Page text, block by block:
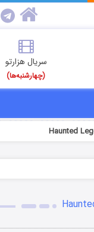
سریال هزارتو
(چهارشنبه‌ها)